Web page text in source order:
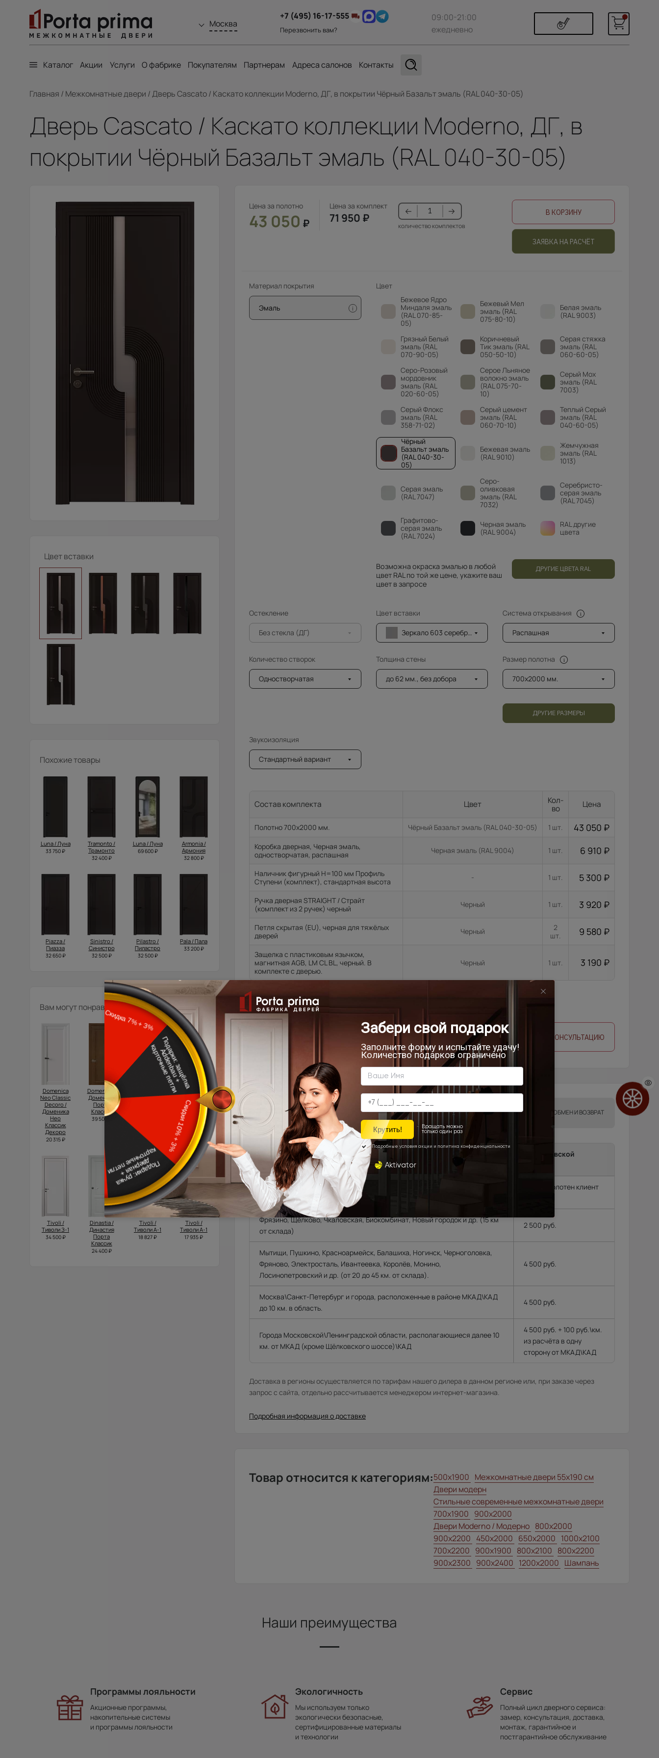
Москва
+7 (495) 16-17-555
Перезвонить вам?
09:00-21:00
ежедневно
Каталог Акции Услуги О фабрике Покупателям Партнерам Адреса салонов Контакты
Главная / Межкомнатные двери /Дверь Cascato / Каскато коллекции Moderno, ДГ, в покрытии Чёрный Базальт эмаль (RAL 040-30-05)
Дверь Cascato / Каскато коллекции Moderno, ДГ, в
покрытии Чёрный Базальт эмаль (RAL 040-30-05)
Цвет вставки
Похожие товары
Luna / Луна
33 750 ₽
Tramonto /
Трамонто
32 400 ₽
Luna / Луна
69 600 ₽
Armonia /
Армония
32 800 ₽
Piazza /
Пиазза
32 650 ₽
Sinistro /
Синистро
32 500 ₽
Pilastro /
Пиластро
32 500 ₽
Pala / Пала
33 200 ₽
Вам могут понравиться
Domenica
Neo Classic
Decoro /
Доменика
Нео
Классик
Декоро
20 315 ₽
Domenica /
Доменика
Порта
Классик
39 500 ₽
Neo Classic
Скалино
28 305 ₽
Luna / Луна
33 750 ₽
Tivoli /
Тиволи З-1
34 500 ₽
Dinastia /
Династия
Порта
Классик
24 400 ₽
Tivoli /
Тиволи А-1
18 827 ₽
Tivoli /
Тиволи А-1
17 935 ₽
Цена за полотно
43 050 ₽
Цена за комплект
71 950 ₽
количество комплектов
В КОРЗИНУ
ЗАЯВКА НА РАСЧЁТ
Материал покрытия
Эмаль i
Цвет
Бежевое Ядро
Миндаля эмаль
(RAL 070-85-
05)
Бежевый Мел
эмаль (RAL
075-80-10)
Белая эмаль
(RAL 9003)
Грязный Белый
эмаль (RAL
070-90-05)
Коричневый
Тик эмаль (RAL
050-50-10)
Серая стяжка
эмаль (RAL
060-60-05)
Серо-Розовый
мордовник
эмаль (RAL
020-60-05)
Серое Льняное
волокно эмаль
(RAL 075-70-
10)
Серый Мох
эмаль (RAL
7003)
Серый Флокс
эмаль (RAL
358-71-02)
Серый цемент
эмаль (RAL
060-70-10)
Теплый Серый
эмаль (RAL
040-60-05)
Чёрный
Базальт эмаль
(RAL 040-30-
05)
Бежевая эмаль
(RAL 9010)
Жемчужная
эмаль (RAL
1013)
Серая эмаль
(RAL 7047)
Серо-
оливковая
эмаль (RAL
7032)
Серебристо-
серая эмаль
(RAL 7045)
Графитово-
серая эмаль
(RAL 7024)
Черная эмаль
(RAL 9004)
RAL другие
цвета
Возможна окраска эмалью в любой
цвет RAL по той же цене, укажите ваш
цвет в запросе
ДРУГИЕ ЦВЕТА RAL
Остекление
Без стекла (ДГ)
Цвет вставки
Зеркало 603 серебро с 1 стороны
Система открывания
Распашная
Количество створок
Одностворчатая
Толщина стены
до 62 мм., без добора
Размер полотна
700x2000 мм.
ДРУГИЕ РАЗМЕРЫ
Звукоизоляция
Стандартный вариант
Состав комплекта Цвет
Кол-
во
Цена
Полотно 700x2000 мм. Чёрный Базальт эмаль (RAL 040-30-05) 1 шт. 43 050 ₽
Коробка дверная, Черная эмаль,
одностворчатая, распашная
Черная эмаль (RAL 9004) 1 шт. 6 910 ₽
Наличник фигурный H=100 мм Профиль
Ступени (комплект), стандартная высота
- 1 шт. 5 300 ₽
Ручка дверная STRAIGHT / Страйт
(комплект из 2 ручек) черный
Черный 1 шт. 3 920 ₽
Петля скрытая (EU), черная для тяжёлых
дверей
Черный
2
шт.
9 580 ₽
Защелка с пластиковым язычком,
магнитная AGB, LM CL BL, черный. В
комплекте с дверью.
Черный 1 шт. 3 190 ₽
Цена за комплект:
ВЫЗВАТЬ ЗАМЕРЩИКА ЗАПРОСИТЬ КОНСУЛЬТАЦИЮ
ДОСТАВКА УСТАНОВКА ОПЛАТА ГАРАНТИИ ОБМЕН И ВОЗВРАТ
Доставка продукции со склада Компании Porta prima до подъезда в г.Москва, Московской
области, г.Санкт-Петербург, Ленинградской области.
Техническую возможность подъема полотен определяет замерщик, без замера подъем полотен клиент
осуществляет самостоятельно.
Фрязино, Щёлково, Чкаловская, Биокомбинат, Новый городок и др. (15 км
от склада)
2 500 руб.
Мытищи, Пушкино, Красноармейск, Балашиха, Ногинск, Черноголовка,
Фряново, Электросталь, Ивантеевка, Королёв, Монино,
Лосинопетровский и др. (от 20 до 45 км. от склада).
4 500 руб.
Москва\Санкт-Петербург и города, расположенные в районе МКАД\КАД
до 10 км. в область.
4 500 руб.
Города Московской\Ленинградской области, располагающиеся далее 10
км. от МКАД (кроме Щёлковского шоссе)\КАД
4 500 руб. + 100 руб.\км.
из расчёта в одну
сторону от МКАД\КАД
Доставка в регионы осуществляется по тарифам нашего дилера в данном регионе или, при заказе через
запрос с сайта, отдельно рассчитывается менеджером интернет-магазина.
Подробная информация о доставке
Товар относится к категориям:500x1900 Межкомнатные двери 55х190 см
Двери модерн
Стильные современные межкомнатные двери
700x1900 900x2000
Двери Moderno / Модерно 800x2000
900x2200 450x2000 650x2000 1000x2100
700x2200 900x1900 800x2100 800x2200
900x2300 900x2400 1200x2000 Шампань
Наши преимущества
Программы лояльности
Акционные программы,
накопительные системы
и программы лояльности
Экологичность
Мы используем только
экологически безопасные,
сертифицированные материалы
и технологии
Сервис
Полный цикл дверного сервиса:
замер, консультация, доставка,
монтаж, гарантийное и
постгарантийное обслуживание